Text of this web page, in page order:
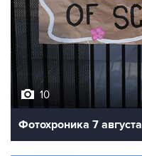
10
Фотохроника 7 августа